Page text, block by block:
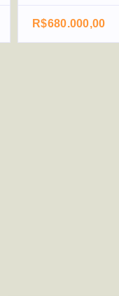
R$680.000,00